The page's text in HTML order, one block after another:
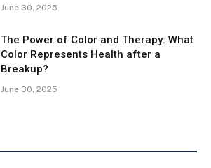
June 30, 2025
The Power of Color and Therapy: What
Color Represents Health after a
Breakup?
June 30, 2025